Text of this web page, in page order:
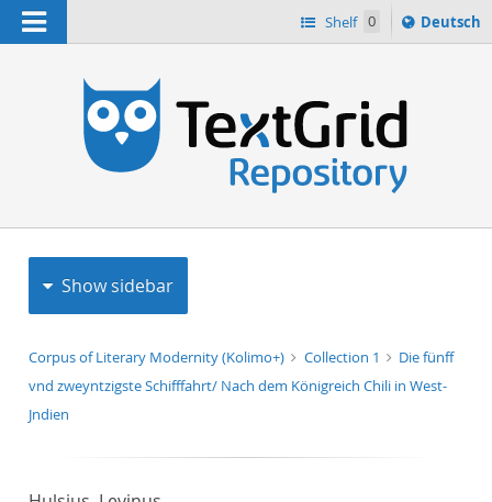
Navigation Shelf 0
Sprache
ï¿½ndern
Deutsch
Show sidebar
Corpus of Literary Modernity (Kolimo+) Collection 1
Die fünff
vnd zweyntzigste Schifffahrt/ Nach dem Königreich Chili in West-
Jndien